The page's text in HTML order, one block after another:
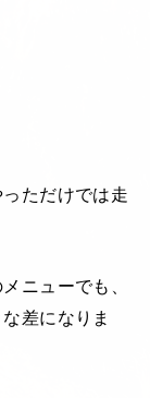
ただけでは走
ニューでも、
差になりま